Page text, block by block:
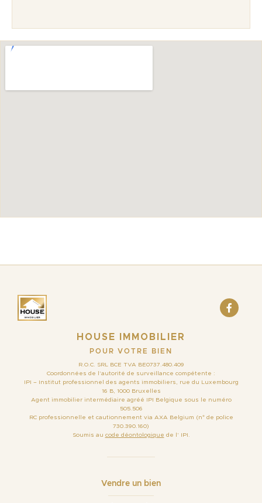
HOUSE IMMOBILIER
POUR VOTRE BIEN
R.O.C. SRL BCE TVA BE0737.480.409
Coordonnées de l’autorité de surveillance compétente :
IPI – Institut professionnel des agents immobiliers, rue du Luxembourg
16 B, 1000 Bruxelles
Agent immobilier intermédiaire agréé IPI Belgique sous le numéro
505.506
RC professionnelle et cautionnement via AXA Belgium (n° de police
730.390.160)
Soumis au code déontologique de l’ IPI.
Vendre un bien